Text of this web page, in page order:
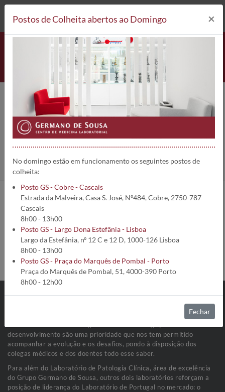
212 693 530* Postos de Colheita
RAST-Metamizol | 1754
Home Análises
Informações da análise:
Código da análise:1754
Tempo de execução:8 Dias úteis
Método:Radioisótopo
Condições de Colheita:Soro (100 µL)
O Grupo Germano de Sousa é hoje muito mais que uma vasta rede
desenvolvimento são uma prioridade que nos tem permitido
acompanhar a evolução e os desafios, pondo à disposição dos
colegas médicos e dos doentes todo esse saber.
Para além do Laboratório de Patologia Clínica, área de excelência
do Grupo Germano de Sousa, outros dois laboratórios reforçam a
posição de liderança do Laboratório de Portugal no mercado: o
Postos de Colheita abertos ao Domingo ×
No domingo estão em funcionamento os seguintes postos de
colheita:
Posto GS - Cobre - Cascais
Estrada da Malveira, Casa S. José, Nº484, Cobre, 2750-787
Cascais
8h00 - 13h00
Posto GS - Largo Dona Estefânia - Lisboa
Largo da Estefânia, nº 12 C e 12 D, 1000-126 Lisboa
8h00 - 13h00
Posto GS - Praça do Marquês de Pombal - Porto
Praça do Marquês de Pombal, 51, 4000-390 Porto
8h00 - 12h00
Fechar